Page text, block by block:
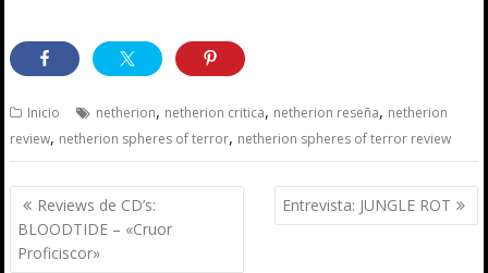
Inicio netherion, netherion critica, netherion reseña, netherion
review, netherion spheres of terror, netherion spheres of terror review
Navegación
de
entradas
Reviews de CD’s:
BLOODTIDE – «Cruor
Proficiscor»
Entrevista: JUNGLE ROT